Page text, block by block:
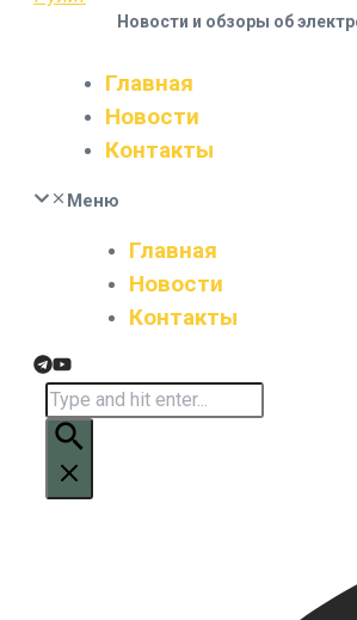
Новости и обзоры об
Главная
Новости
Контакты
Меню
Главная
Новости
Контакты
Искать: